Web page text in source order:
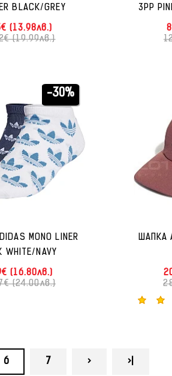
BLACK/GREY
(13.98лв.)
(19.99лв.)
3PP
-30%
MONO LINER
WHITE/NAVY
(16.80лв.)
(24.00лв.)
ШАПКА
6 7 > >|